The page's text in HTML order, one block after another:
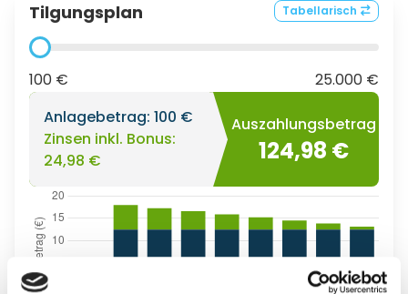
Tilgungsplan Tabellarisch
100 €
25.000 €
Anlagebetrag: 100 €
Zinsen inkl. Bonus:
24,98 €
Auszahlungsbetrag
124,98 €